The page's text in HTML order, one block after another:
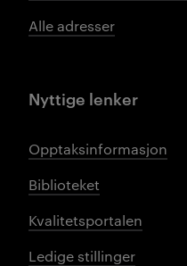
Alle adresser
Nyttige lenker
Opptaksinformasjon
Biblioteket
Kvalitetsportalen
Ledige stillinger